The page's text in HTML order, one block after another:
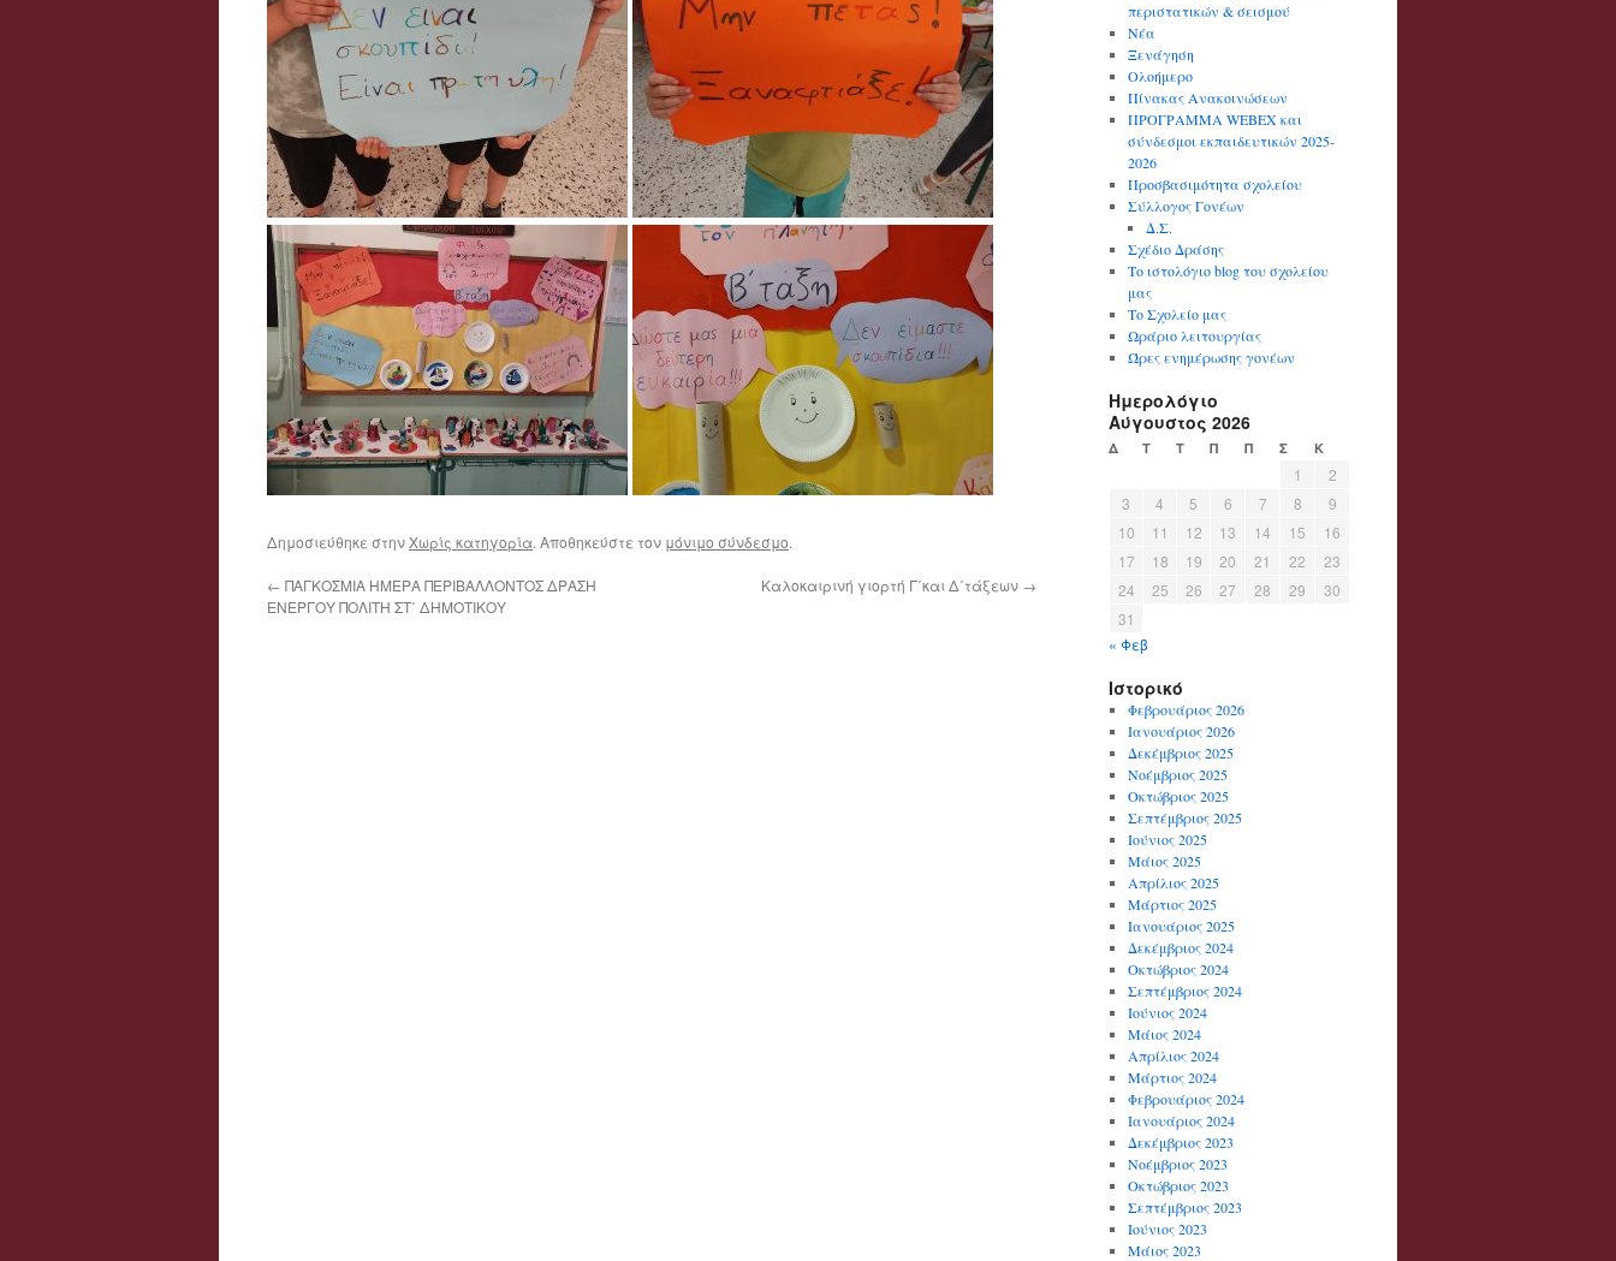
Δημοσιεύθηκε στηνΧωρίς κατηγορία. Αποθηκεύστε τον μόνιμο σύνδεσμο.
← ΠΑΓΚΟΣΜΙΑ ΗΜΕΡΑ ΠΕΡΙΒΑΛΛΟΝΤΟΣ ΔΡΑΣΗ
ΕΝΕΡΓΟΥ ΠΟΛΙΤΗ ΣΤ΄ ΔΗΜΟΤΙΚΟΥ
Καλοκαιρινή γιορτή Γ΄και Δ΄τάξεων →
περιστατικών & σεισμού
Νέα
Ξενάγηση
Ολοήμερο
Πίνακας Ανακοινώσεων
ΠΡΟΓΡΑΜΜΑ WEBEX και
σύνδεσμοι εκπαιδευτικών 2025-
2026
Προσβασιμότητα σχολείου
Σύλλογος Γονέων
Δ.Σ.
Σχέδιο Δράσης
Το ιστολόγιο blog του σχολείου
μας
Το Σχολείο μας
Ωράριο λειτουργίας
Ώρες ενημέρωσης γονέων
Ημερολόγιο
Αύγουστος 2026
Δ Τ Τ Π Π Σ Κ
1
2
3
4 5 6 7 8
9
10
11 12 13 14 15
16
17
18 19 20 21 22
23
24
25 26 27 28 29
30
31
« Φεβ
Ιστορικό
Φεβρουάριος 2026
Ιανουάριος 2026
Δεκέμβριος 2025
Νοέμβριος 2025
Οκτώβριος 2025
Σεπτέμβριος 2025
Ιούνιος 2025
Μάιος 2025
Απρίλιος 2025
Μάρτιος 2025
Ιανουάριος 2025
Δεκέμβριος 2024
Οκτώβριος 2024
Σεπτέμβριος 2024
Ιούνιος 2024
Μάιος 2024
Απρίλιος 2024
Μάρτιος 2024
Φεβρουάριος 2024
Ιανουάριος 2024
Δεκέμβριος 2023
Νοέμβριος 2023
Οκτώβριος 2023
Σεπτέμβριος 2023
Ιούνιος 2023
Μάιος 2023